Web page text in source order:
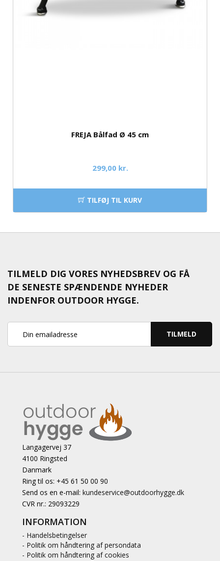
FREJA Bålfad Ø 45 cm
299,00 kr.
TILFØJ TIL KURV
TILMELD DIG VORES NYHEDSBREV OG FÅ
DE SENESTE SPÆNDENDE NYHEDER
INDENFOR OUTDOOR HYGGE.
TILMELD
Langagervej 37
4100 Ringsted
Danmark
Ring til os: +45 61 50 00 90
Send os en e-mail: kundeservice@outdoorhygge.dk
CVR nr.: 29093229
INFORMATION
- Handelsbetingelser
- Politik om håndtering af persondata
- Politik om håndtering af cookies